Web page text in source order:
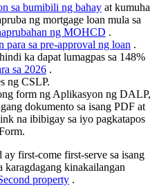
sa bumibili ng bahay at kumuha
ng mortgage loan mula sa
ng MOHCD .
para sa pre-approval ng loan .
ka dapat lumagpas sa 148%
sa 2026 .
ng CSLP.
form ng Aplikasyon ng DALP,
dokumento sa isang PDF at
na ibibigay sa iyo pagkatapos
first-come first-serve sa isang
kinakailangan
property .